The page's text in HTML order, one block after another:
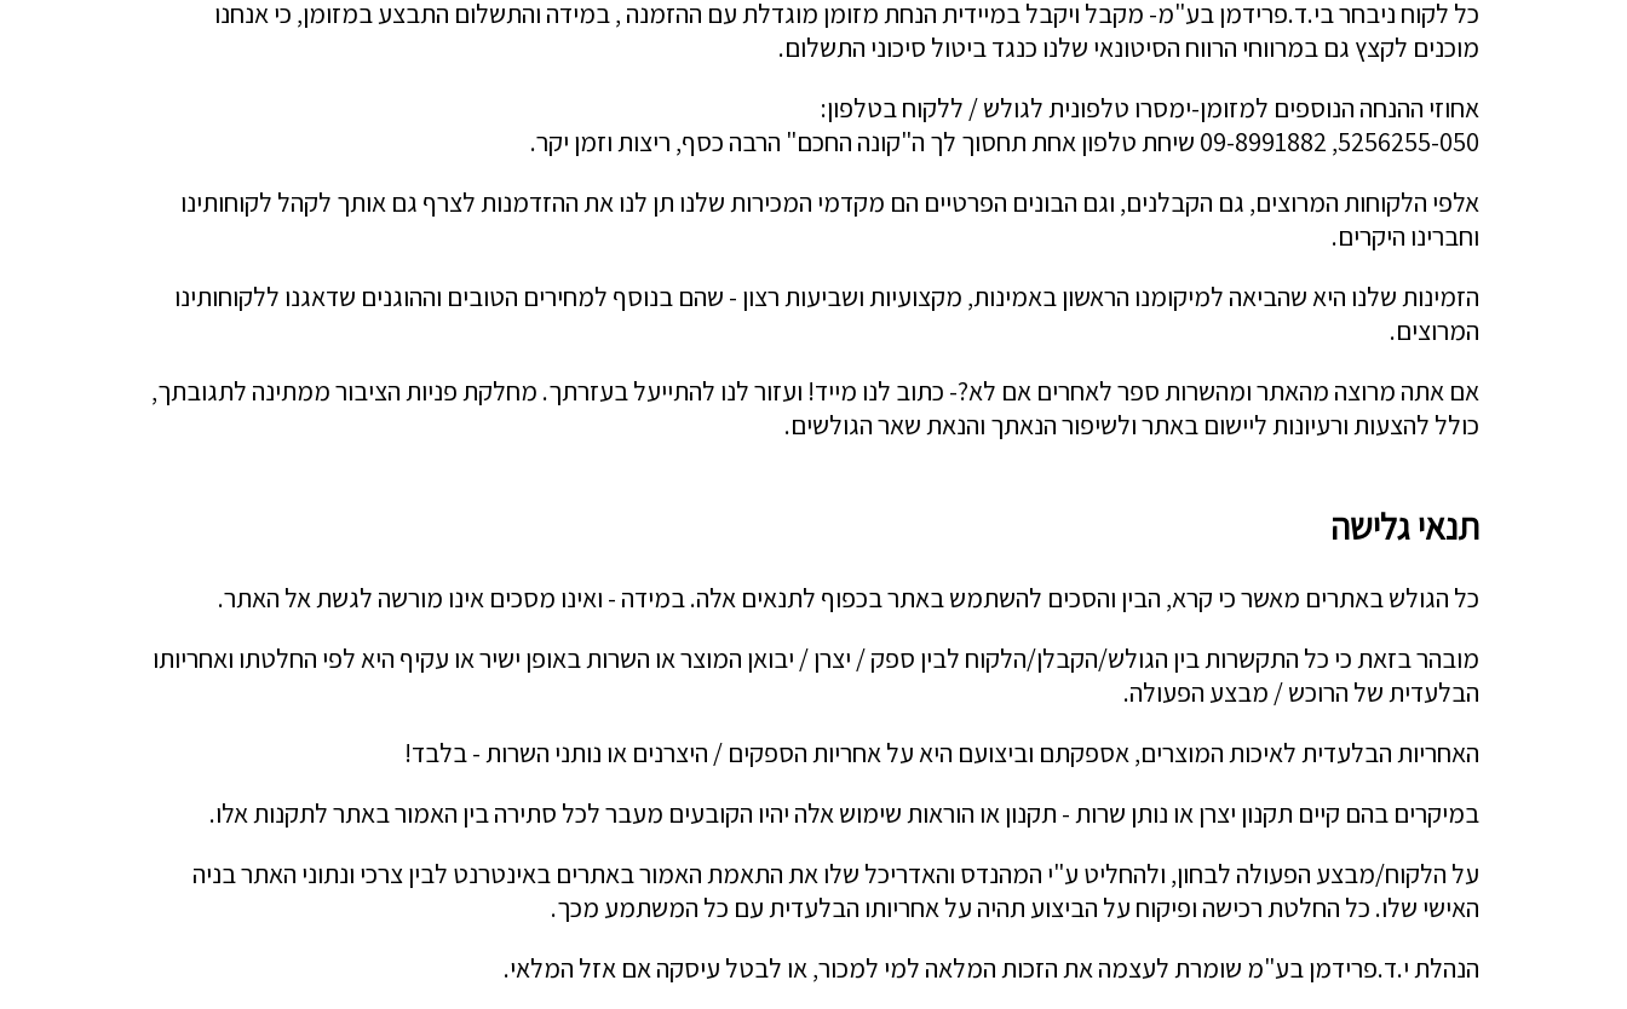
כל לקוח ניבחר בי.ד.פרידמן בע"מ- מקבל ויקבל במיידית הנחת מזומן מוגדלת עם ההזמנה , במידה והתשלום התבצע במזומן, כי אנחנו
מוכנים לקצץ גם במרווחי הרווח הסיטונאי שלנו כנגד ביטול סיכוני התשלום.
אחוזי ההנחה הנוספים למזומן-ימסרו טלפונית לגולש / ללקוח בטלפון:
5256255-050, 09-8991882 שיחת טלפון אחת תחסוך לך ה"קונה החכם" הרבה כסף, ריצות וזמן יקר.
אלפי הלקוחות המרוצים, גם הקבלנים, וגם הבונים הפרטיים הם מקדמי המכירות שלנו תן לנו את ההזדמנות לצרף גם אותך לקהל לקוחותינו
וחברינו היקרים.
הזמינות שלנו היא שהביאה למיקומנו הראשון באמינות, מקצועיות ושביעות רצון - שהם בנוסף למחירים הטובים וההוגנים שדאגנו ללקוחותינו
המרוצים.
אם אתה מרוצה מהאתר ומהשרות ספר לאחרים אם לא?- כתוב לנו מייד! ועזור לנו להתייעל בעזרתך. מחלקת פניות הציבור ממתינה לתגובתך,
כולל להצעות ורעיונות ליישום באתר ולשיפור הנאתך והנאת שאר הגולשים.
תנאי גלישה
כל הגולש באתרים מאשר כי קרא, הבין והסכים להשתמש באתר בכפוף לתנאים אלה. במידה - ואינו מסכים אינו מורשה לגשת אל האתר.
מובהר בזאת כי כל התקשרות בין הגולש/הקבלן/הלקוח לבין ספק / יצרן / יבואן המוצר או השרות באופן ישיר או עקיף היא לפי החלטתו ואחריותו
הבלעדית של הרוכש / מבצע הפעולה.
האחריות הבלעדית לאיכות המוצרים, אספקתם וביצועם היא על אחריות הספקים / היצרנים או נותני השרות - בלבד!
במיקרים בהם קיים תקנון יצרן או נותן שרות - תקנון או הוראות שימוש אלה יהיו הקובעים מעבר לכל סתירה בין האמור באתר לתקנות אלו.
על הלקוח/מבצע הפעולה לבחון, ולהחליט ע"י המהנדס והאדריכל שלו את התאמת האמור באתרים באינטרנט לבין צרכי ונתוני האתר בניה
האישי שלו. כל החלטת רכישה ופיקוח על הביצוע תהיה על אחריותו הבלעדית עם כל המשתמע מכך.
הנהלת י.ד.פרידמן בע"מ שומרת לעצמה את הזכות המלאה למי למכור, או לבטל עיסקה אם אזל המלאי.